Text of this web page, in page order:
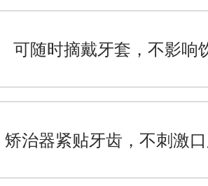
可随时摘戴牙套，不影响
矫治器紧贴牙齿，不刺激